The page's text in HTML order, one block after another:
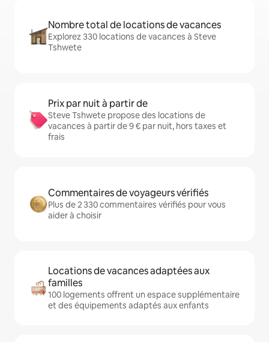
Nombre total de locations de vacances
Explorez 330 locations de vacances à Steve
Tshwete
Prix par nuit à partir de
Steve Tshwete propose des locations de
vacances à partir de 9 € par nuit, hors taxes et
frais
Commentaires de voyageurs vérifiés
Plus de 2 330 commentaires vérifiés pour vous
aider à choisir
Locations de vacances adaptées aux
familles
100 logements offrent un espace supplémentaire
et des équipements adaptés aux enfants